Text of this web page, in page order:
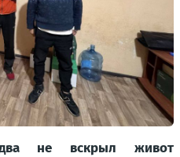
не вскрыл живот